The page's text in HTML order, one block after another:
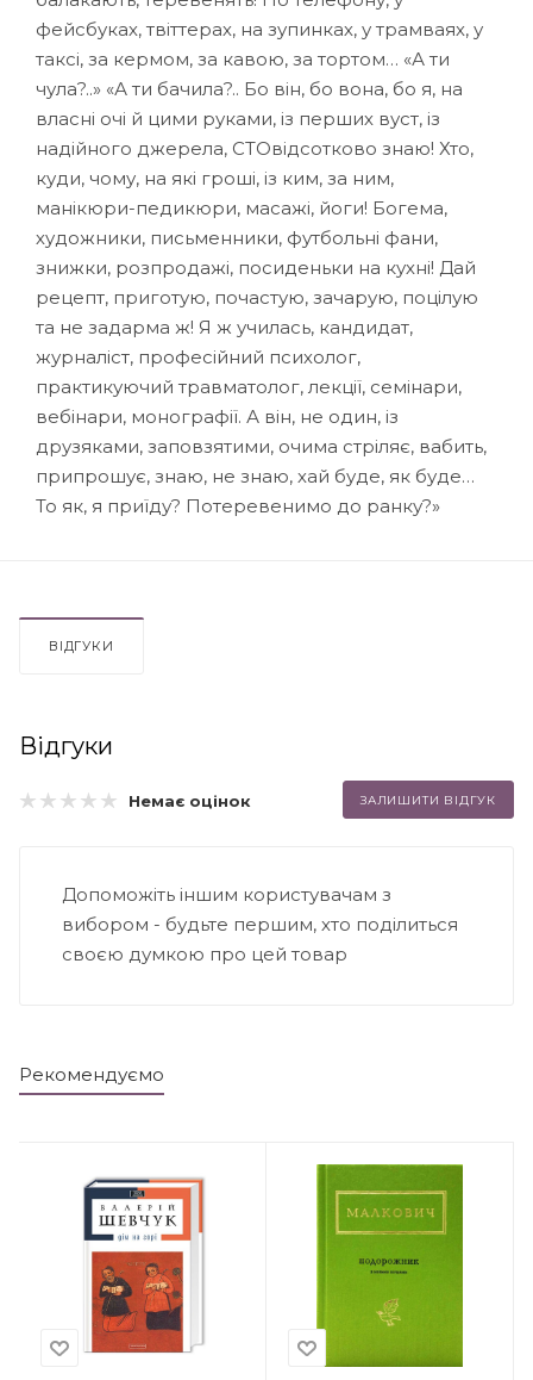
фейсбуках, твіттерах, на зупинках, у трамваях, у
таксі, за кермом, за кавою, за тортом… «А ти
чула?..» «А ти бачила?.. Бо він, бо вона, бо я, на
власні очі й цими руками, із перших вуст, із
надійного джерела, СТОвідсотково знаю! Хто,
куди, чому, на які гроші, із ким, за ним,
манікюри-педикюри, масажі, йоги! Богема,
художники, письменники, футбольні фани,
знижки, розпродажі, посиденьки на кухні! Дай
рецепт, приготую, почастую, зачарую, поцілую
та не задарма ж! Я ж училась, кандидат,
журналіст, професійний психолог,
практикуючий травматолог, лекції, семінари,
вебінари, монографії. А він, не один, із
друзяками, заповзятими, очима стріляє, вабить,
припрошує, знаю, не знаю, хай буде, як буде…
То як, я приїду? Потеревенимо до ранку?»
ВІДГУКИ
Відгуки
Немає оцінок ЗАЛИШИТИ ВІДГУК
Допоможіть іншим користувачам з
вибором - будьте першим, хто поділиться
своєю думкою про цей товар
Рекомендуємо